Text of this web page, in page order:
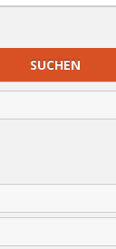
SUCHEN